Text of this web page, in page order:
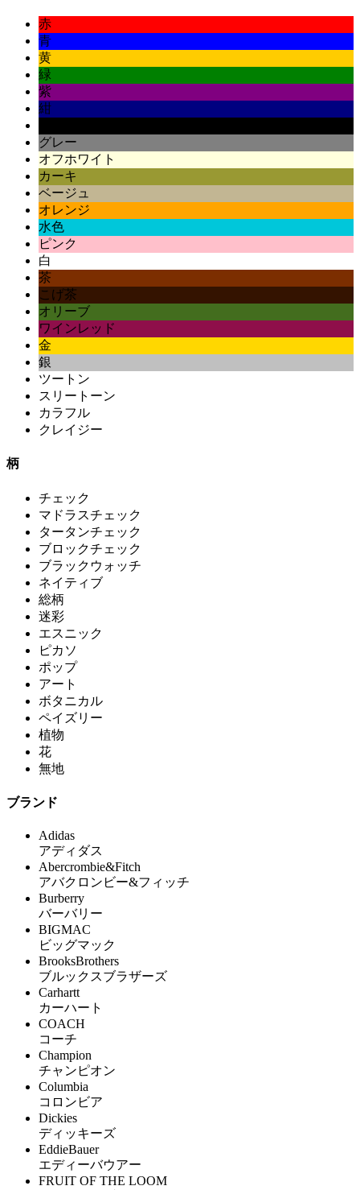
赤
青
黄
緑
紫
紺
グレー
オフホワイト
カーキ
ベージュ
オレンジ
水色
ピンク
白
茶
こげ茶
オリーブ
ワインレッド
金
銀
ツートン
スリートーン
カラフル
クレイジー
柄
チェック
マドラスチェック
タータンチェック
ブロックチェック
ブラックウォッチ
ネイティブ
総柄
迷彩
エスニック
ピカソ
ポップ
アート
ボタニカル
ペイズリー
植物
花
無地
ブランド
Adidas
アディダス
Abercrombie&Fitch
アバクロンビー&フィッチ
Burberry
バーバリー
BIGMAC
ビッグマック
BrooksBrothers
ブルックスブラザーズ
Carhartt
カーハート
COACH
コーチ
Champion
チャンピオン
Columbia
コロンビア
Dickies
ディッキーズ
EddieBauer
エディーバウアー
FRUIT OF THE LOOM